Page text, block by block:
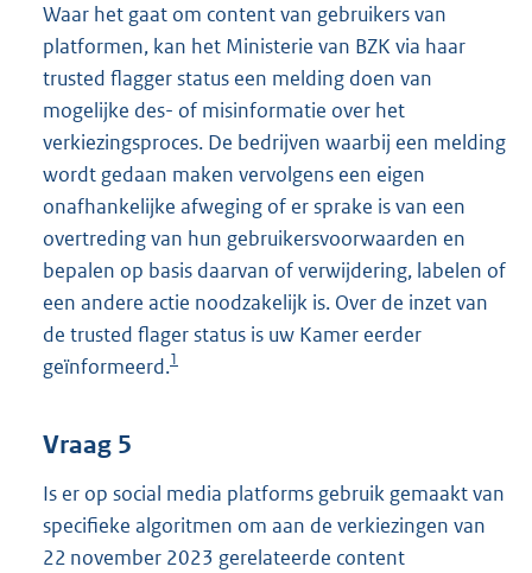
Waar het gaat om content van gebruikers van
platformen, kan het Ministerie van BZK via haar
trusted flagger status een melding doen van
mogelijke des- of misinformatie over het
verkiezingsproces. De bedrijven waarbij een melding
wordt gedaan maken vervolgens een eigen
onafhankelijke afweging of er sprake is van een
overtreding van hun gebruikersvoorwaarden en
bepalen op basis daarvan of verwijdering, labelen of
een andere actie noodzakelijk is. Over de inzet van
de trusted flager status is uw Kamer eerder
geïnformeerd.1
Vraag 5
Is er op social media platforms gebruik gemaakt van
specifieke algoritmen om aan de verkiezingen van
22 november 2023 gerelateerde content